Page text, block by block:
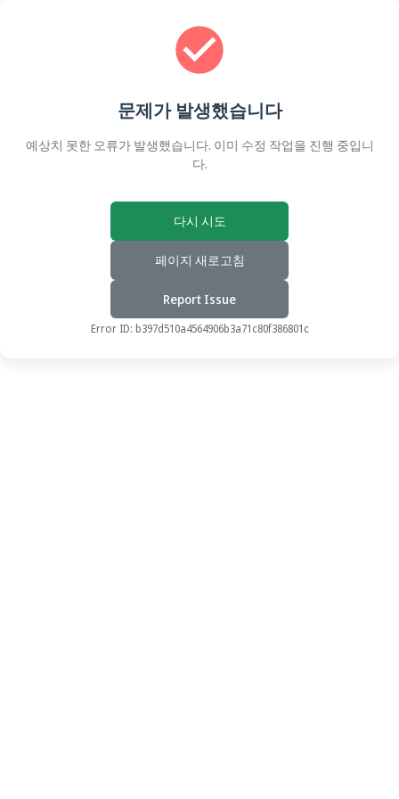
문제가 발생했습니다
예상치 못한 오류가 발생했습니다. 이미 수정 작업을 진행 중입니
다.
다시 시도
페이지 새로고침
Report Issue
Error ID: b397d510a4564906b3a71c80f386801c